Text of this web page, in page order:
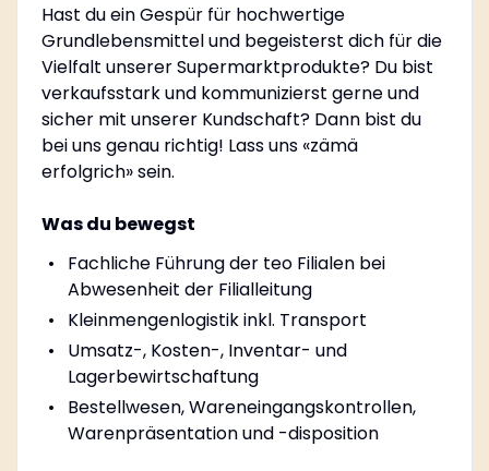
Hast du ein Gespür für hochwertige
Grundlebensmittel und begeisterst dich für die
Vielfalt unserer Supermarktprodukte? Du bist
verkaufsstark und kommunizierst gerne und
sicher mit unserer Kundschaft? Dann bist du
bei uns genau richtig! Lass uns «zämä
erfolgrich» sein.
Was du bewegst
Fachliche Führung der teo Filialen bei
Abwesenheit der Filialleitung
Kleinmengenlogistik inkl. Transport
Umsatz-, Kosten-, Inventar- und
Lagerbewirtschaftung
Bestellwesen, Wareneingangskontrollen,
Warenpräsentation und -disposition